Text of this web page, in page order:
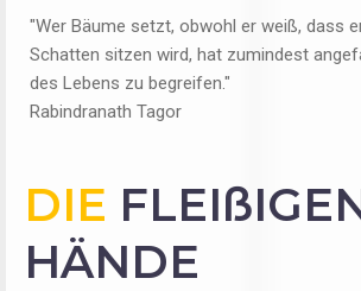
"Wer Bäume setzt, obwohl er weiß, dass
Schatten sitzen wird, hat zumindest
des Lebens zu begreifen."
Rabindranath Tagor
DIE
HÄNDE